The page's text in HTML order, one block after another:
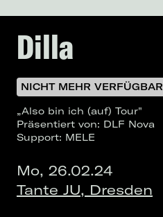
Dilla
NICHT MEHR VERFÜGBAR
„Also bin ich (auf) Tour"
Präsentiert von: DLF Nova
Support: MELE
Mo, 26.02.24
Tante JU, Dresden